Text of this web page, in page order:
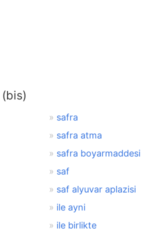
safra
safra atma
safra boyarmaddesi
saf
saf alyuvar aplazisi
ile ayni
ile birlikte